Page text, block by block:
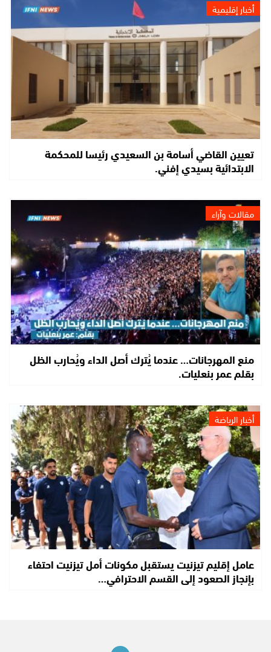
أخبار إقليمية
تعيين القاضي أسامة بن السعيدي رئيسا للمحكمة
الابتدائية بسيدي إفني.
مقالات وآراء
منع المهرجانات… عندما يُترك أصل الداء ويُحارب الظل
بقلم عمر بنعليات.
أخبار الرياضة
عامل إقليم تيزنيت يستقبل مكونات أمل تيزنيت احتفاء
بإنجاز الصعود إلى القسم الاحترافي…